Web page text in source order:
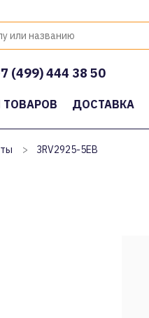
(499) 444 38 50
ТОВАРОВ ДОСТАВКА
> 3RV2925-5EB